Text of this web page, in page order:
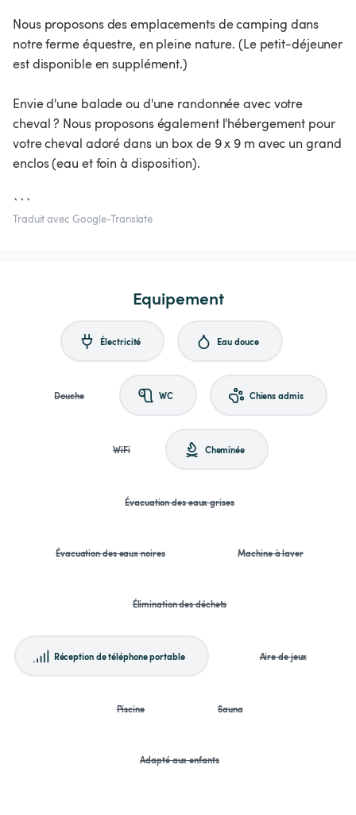
Nous proposons des emplacements de camping dans
notre ferme équestre, en pleine nature. (Le petit-déjeuner
est disponible en supplément.)
Envie d'une balade ou d'une randonnée avec votre
cheval ? Nous proposons également l'hébergement pour
votre cheval adoré dans un box de 9 x 9 m avec un grand
enclos (eau et foin à disposition).
```
Traduit avec Google-Translate
Equipement
Électricité Eau douce
Douche WC Chiens admis
WiFi Cheminée
Évacuation des eaux grises
Évacuation des eaux noires Machine à laver
Élimination des déchets
Réception de téléphone portable Aire de jeux
Piscine Sauna
Adapté aux enfants